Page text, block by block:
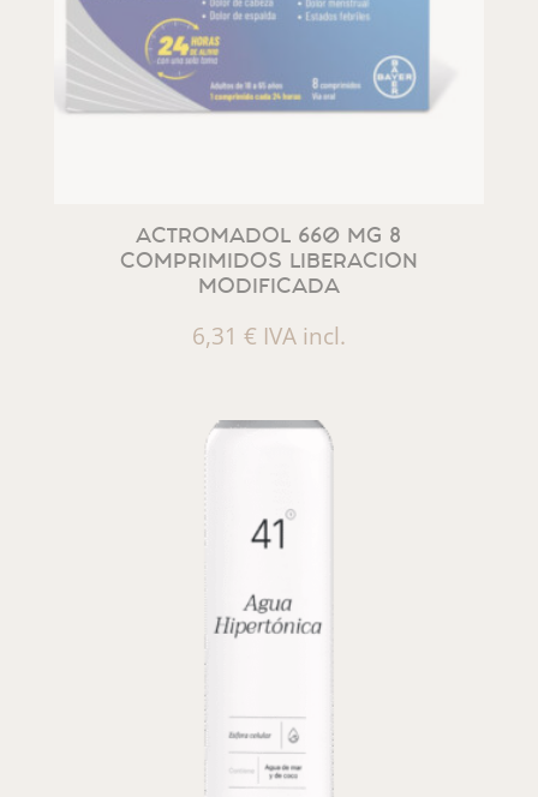
ACTROMADOL 660 MG 8
COMPRIMIDOS LIBERACION
MODIFICADA
6,31 € IVA incl.